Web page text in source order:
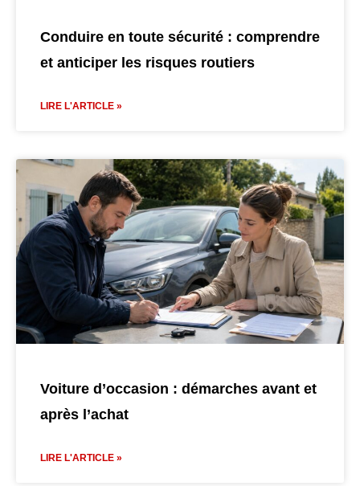
Conduire en toute sécurité : comprendre
et anticiper les risques routiers
LIRE L'ARTICLE »
Voiture d’occasion : démarches avant et
après l’achat
LIRE L'ARTICLE »